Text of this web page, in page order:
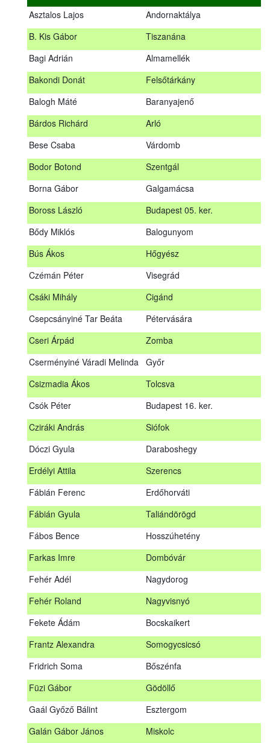
Asztalos Lajos
Andornaktálya
B. Kis Gábor
Tiszanána
Bagi Adrián
Almamellék
Bakondi Donát
Felsőtárkány
Balogh Máté
Baranyajenő
Bárdos Richárd
Arló
Bese Csaba
Várdomb
Bodor Botond
Szentgál
Borna Gábor
Galgamácsa
Boross László
Budapest 05. ker.
Bődy Miklós
Balogunyom
Bús Ákos
Hőgyész
Czémán Péter
Visegrád
Csáki Mihály
Cigánd
Csepcsányiné Tar Beáta
Pétervására
Cseri Árpád
Zomba
Cserményiné Váradi Melinda Győr
Csizmadia Ákos
Tolcsva
Csók Péter
Budapest 16. ker.
Cziráki András
Siófok
Dóczi Gyula
Daraboshegy
Erdélyi Attila
Szerencs
Fábián Ferenc
Erdőhorváti
Fábián Gyula
Taliándörögd
Fábos Bence
Hosszúhetény
Farkas Imre
Dombóvár
Fehér Adél
Nagydorog
Fehér Roland
Nagyvisnyó
Fekete Ádám
Bocskaikert
Frantz Alexandra
Somogycsicsó
Fridrich Soma
Bőszénfa
Füzi Gábor
Gödöllő
Gaál Győző Bálint
Esztergom
Galán Gábor János
Miskolc
Az alábbiakban tesszük közzé a 2018. szeptember 19-én
megrendezett erdészeti szakszemélyzeti vizsgát sikeresen
teljesítők névsorát.
A sikeres vizsgáról szóló tanúsítványt postán küldjük meg. A
Tiszanána
Almamellék
Felsőtárkány
Balogh Máté
Baranyajenő
Arló
Várdomb
Bodor Botond
Szentgál
Boross László
Bődy Miklós
Bús Ákos
Hőgyész
Barcs
Cseri Árpád
Cserményiné Váradi Melinda
Csók Péter
Budapest 16. ker.
Daraboshegy
Erdőhorváti
Taliándörögd
Dombóvár
Fekete Ádám
Bocskaikert